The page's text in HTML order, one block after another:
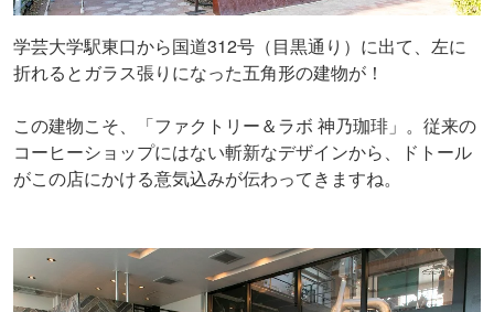
学芸大学駅東口から国道312号（目黒通り）に出て、左に
折れるとガラス張りになった五角形の建物が！
この建物こそ、「ファクトリー＆ラボ 神乃珈琲」。従来の
コーヒーショップにはない斬新なデザインから、ドトール
がこの店にかける意気込みが伝わってきますね。